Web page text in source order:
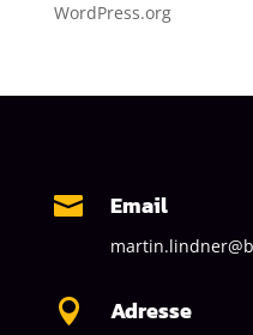
WordPress.org
 Email
 Adresse